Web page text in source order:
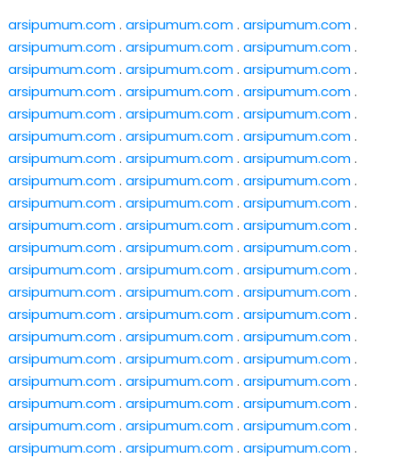
arsipumum.com. arsipumum.com. arsipumum.com.
arsipumum.com. arsipumum.com. arsipumum.com.
arsipumum.com. arsipumum.com. arsipumum.com.
arsipumum.com. arsipumum.com. arsipumum.com.
arsipumum.com. arsipumum.com. arsipumum.com.
arsipumum.com. arsipumum.com. arsipumum.com.
arsipumum.com. arsipumum.com. arsipumum.com.
arsipumum.com. arsipumum.com. arsipumum.com.
arsipumum.com. arsipumum.com. arsipumum.com.
arsipumum.com. arsipumum.com. arsipumum.com.
arsipumum.com. arsipumum.com. arsipumum.com.
arsipumum.com. arsipumum.com. arsipumum.com.
arsipumum.com. arsipumum.com. arsipumum.com.
arsipumum.com. arsipumum.com. arsipumum.com.
arsipumum.com. arsipumum.com. arsipumum.com.
arsipumum.com. arsipumum.com. arsipumum.com.
arsipumum.com. arsipumum.com. arsipumum.com.
arsipumum.com. arsipumum.com. arsipumum.com.
arsipumum.com. arsipumum.com. arsipumum.com.
arsipumum.com. arsipumum.com. arsipumum.com.